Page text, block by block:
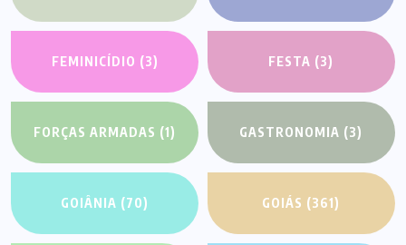
FEMINICÍDIO (3) FESTA (3)
FORÇAS ARMADAS (1) GASTRONOMIA (3)
GOIÂNIA (70) GOIÁS (361)